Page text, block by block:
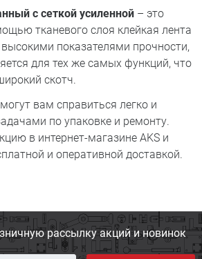
с сеткой усиленной – это
тканевого слоя клейкая лента
показателями прочности,
для тех же самых функций, что
скотч.
вам справиться легко и
по упаковке и ремонту.
в интернет-магазине AKS и
и оперативной доставкой.
рассылку акций и новинок